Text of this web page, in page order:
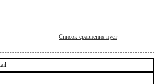
Список сравнения пуст